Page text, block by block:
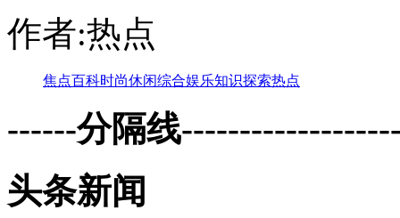
作者:热点
焦点百科时尚休闲综合娱乐知识探索热点
------分隔线
头条新闻